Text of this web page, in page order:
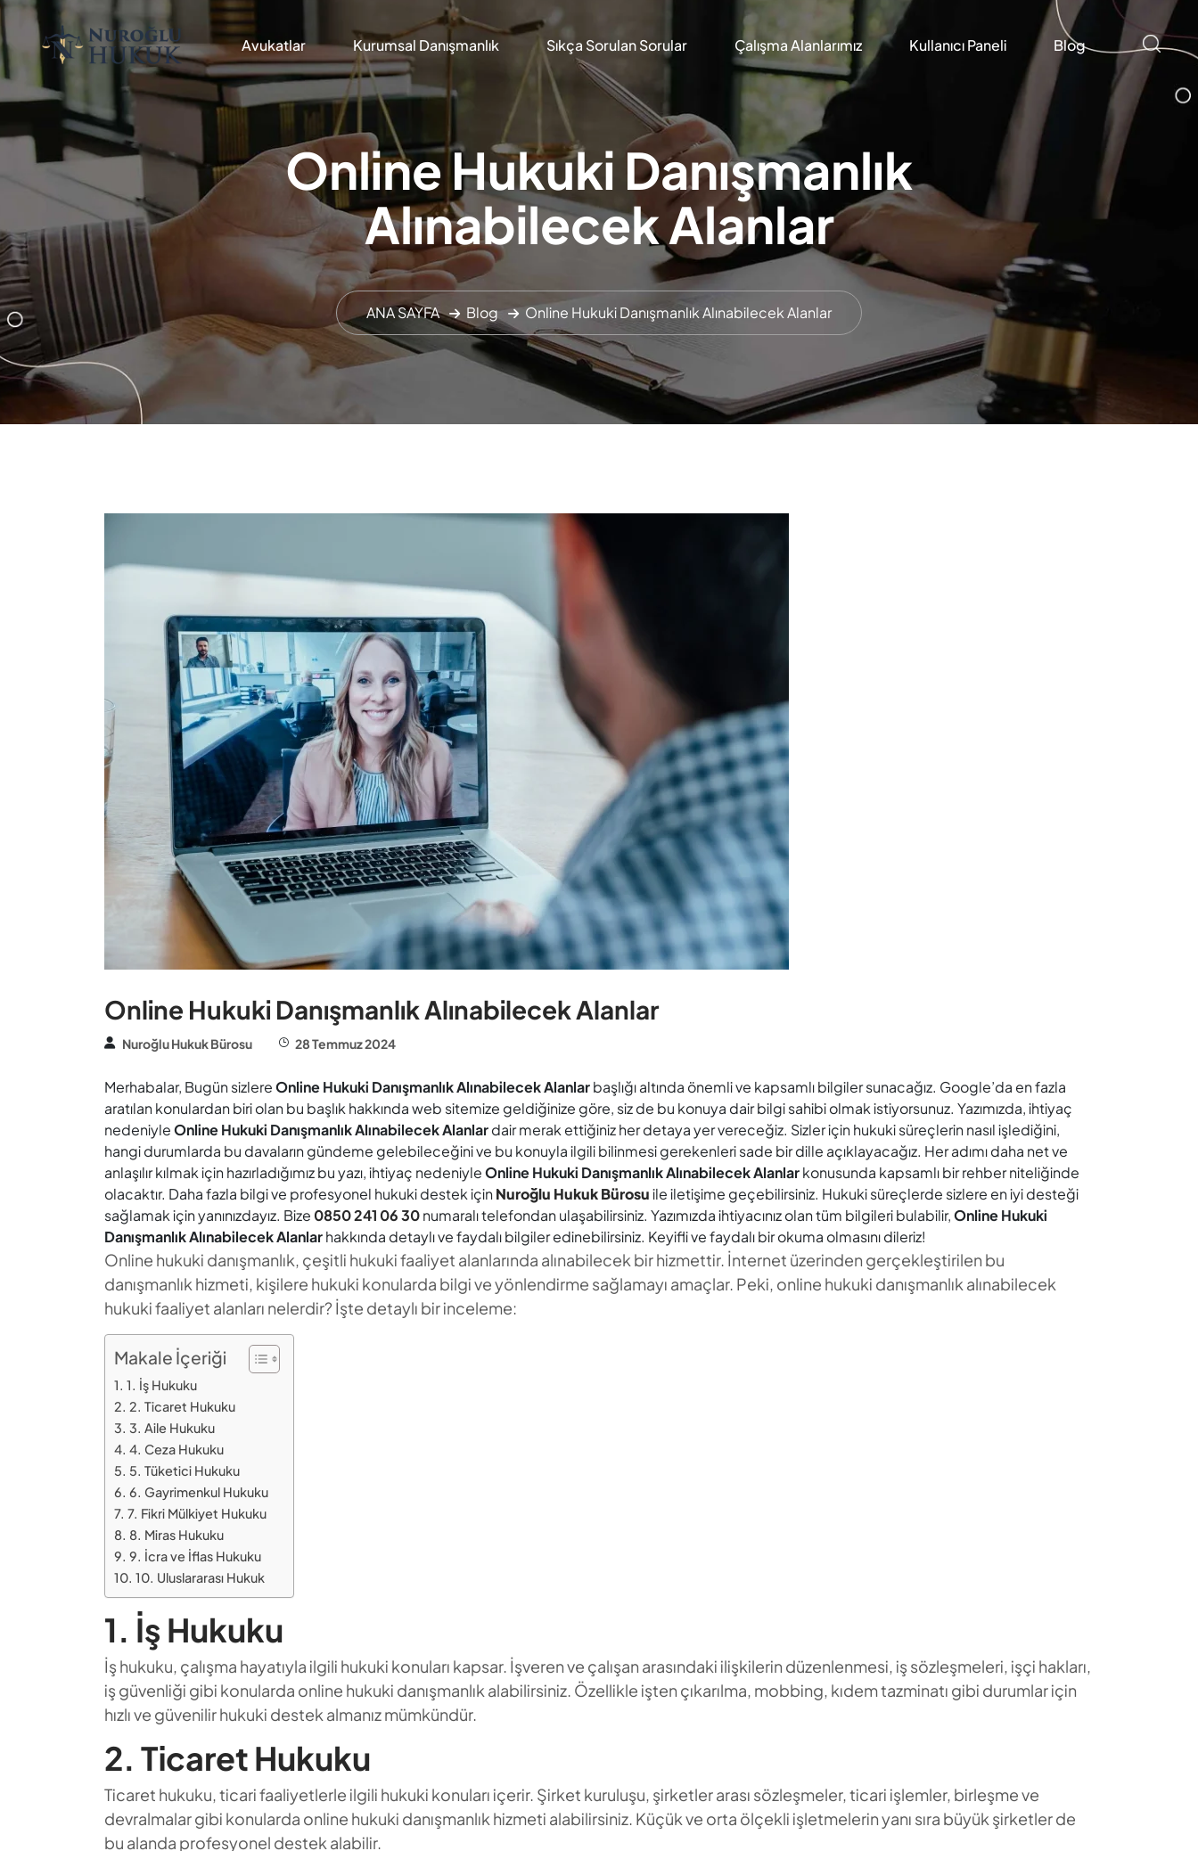
Avukatlar Kurumsal Danışmanlık Sıkça Sorulan Sorular Çalışma Alanlarımız Kullanıcı Paneli Blog
Online Hukuki Danışmanlık
Alınabilecek Alanlar
ANA SAYFA Blog Online Hukuki Danışmanlık Alınabilecek Alanlar
Online Hukuki Danışmanlık Alınabilecek Alanlar
Nuroğlu Hukuk Bürosu 28 Temmuz 2024
Merhabalar, Bugün sizlereOnline Hukuki Danışmanlık Alınabilecek Alanlarbaşlığı altında önemli ve kapsamlı bilgiler sunacağız. Google’da en fazla
aratılan konulardan biri olan bu başlık hakkında web sitemize geldiğinize göre, siz de bu konuya dair bilgi sahibi olmak istiyorsunuz. Yazımızda, ihtiyaç
nedeniyleOnline Hukuki Danışmanlık Alınabilecek Alanlardair merak ettiğiniz her detaya yer vereceğiz. Sizler için hukuki süreçlerin nasıl işlediğini,
hangi durumlarda bu davaların gündeme gelebileceğini ve bu konuyla ilgili bilinmesi gerekenleri sade bir dille açıklayacağız. Her adımı daha net ve
anlaşılır kılmak için hazırladığımız bu yazı, ihtiyaç nedeniyleOnline Hukuki Danışmanlık Alınabilecek Alanlarkonusunda kapsamlı bir rehber niteliğinde
olacaktır. Daha fazla bilgi ve profesyonel hukuki destek içinNuroğlu Hukuk Bürosuile iletişime geçebilirsiniz. Hukuki süreçlerde sizlere en iyi desteği
sağlamak için yanınızdayız. Bize 0850 241 06 30numaralı telefondan ulaşabilirsiniz. Yazımızda ihtiyacınız olan tüm bilgileri bulabilir,Online Hukuki
Danışmanlık Alınabilecek Alanlarhakkında detaylı ve faydalı bilgiler edinebilirsiniz. Keyifli ve faydalı bir okuma olmasını dileriz!
Online hukuki danışmanlık, çeşitli hukuki faaliyet alanlarında alınabilecek bir hizmettir. İnternet üzerinden gerçekleştirilen bu
danışmanlık hizmeti, kişilere hukuki konularda bilgi ve yönlendirme sağlamayı amaçlar. Peki, online hukuki danışmanlık alınabilecek
hukuki faaliyet alanları nelerdir? İşte detaylı bir inceleme:
Makale İçeriği
1. İş Hukuku
2. Ticaret Hukuku
3. Aile Hukuku
4. Ceza Hukuku
5. Tüketici Hukuku
6. Gayrimenkul Hukuku
7. Fikri Mülkiyet Hukuku
8. Miras Hukuku
9. İcra ve İflas Hukuku
10. Uluslararası Hukuk
1. İş Hukuku
İş hukuku, çalışma hayatıyla ilgili hukuki konuları kapsar. İşveren ve çalışan arasındaki ilişkilerin düzenlenmesi, iş sözleşmeleri, işçi hakları,
iş güvenliği gibi konularda online hukuki danışmanlık alabilirsiniz. Özellikle işten çıkarılma, mobbing, kıdem tazminatı gibi durumlar için
hızlı ve güvenilir hukuki destek almanız mümkündür.
2. Ticaret Hukuku
Ticaret hukuku, ticari faaliyetlerle ilgili hukuki konuları içerir. Şirket kuruluşu, şirketler arası sözleşmeler, ticari işlemler, birleşme ve
devralmalar gibi konularda online hukuki danışmanlık hizmeti alabilirsiniz. Küçük ve orta ölçekli işletmelerin yanı sıra büyük şirketler de
bu alanda profesyonel destek alabilir.